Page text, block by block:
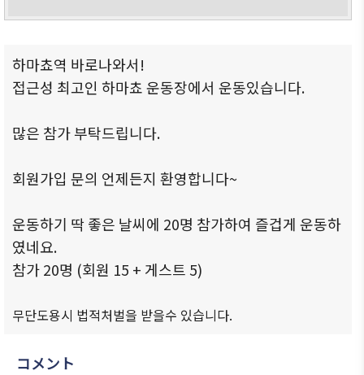
ティ方
針
하마쵸역 바로나와서!
접근성 최고인 하마쵸 운동장에서 운동있습니다.
많은 참가 부탁드립니다.
회원가입 문의 언제든지 환영합니다~
운동하기 딱 좋은 날씨에 20명 참가하여 즐겁게 운동하
였네요.
참가 20명 (회원 15 + 게스트 5)
무단도용시 법적처벌을 받을수 있습니다.
コメント